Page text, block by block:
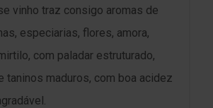
vinho traz consigo aromas de
especiarias, flores, amora,
com paladar estruturado,
taninos maduros, com boa acidez